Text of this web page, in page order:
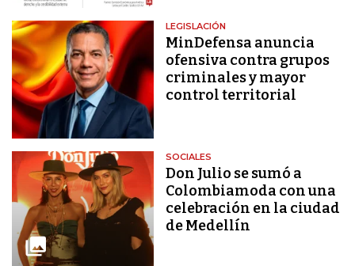
LEGISLACIÓN
MinDefensa anuncia
ofensiva contra grupos
criminales y mayor
control territorial
SOCIALES
Don Julio se sumó a
Colombiamoda con una
celebración en la ciudad
de Medellín